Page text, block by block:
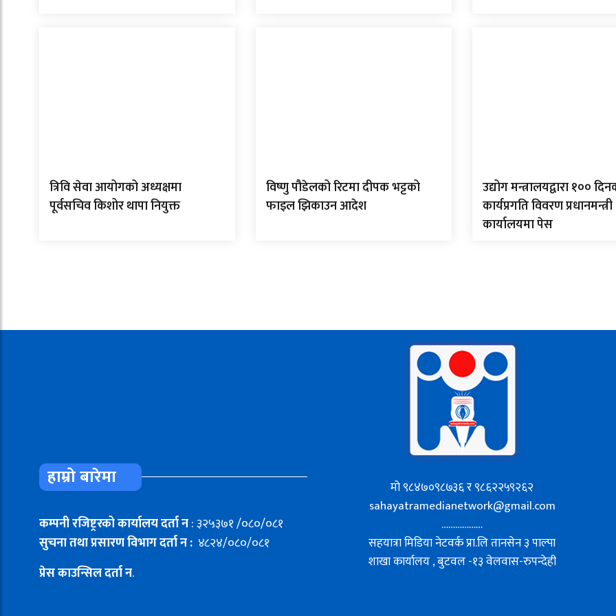
त्रिवि सेवा आयोगको अध्यक्षमा
पूर्वसचिव किशोर थापा नियुक्त
विष्णु पौडेलको रिटमा दीपक भट्टको
फाइल झिकाउन आदेश
उद्योग मन्त्रालयद्वारा १००
कार्यप्रगति विवरण प्रधानमन्त्री
कार्यालयमा पेस
हाम्रो बारेमा
कम्पनी रजिष्ट्ररको कार्यालय दर्ता न: ३२५३७१ /०८०/०८१
सुचना तथा प्रसारण विभाग दर्ता न : ४८२४/०८०/०८१
प्रेस काउन्सिल दर्ता न.
मो ९८४७०९८७३६ र ९८६२२५९२६२
sahayatramedianetwork@gmail.com
………………
सहयात्रा मिडिया नेटवर्क प्रा.लि तानसेन ३ पाल्पा
शाखा कार्यालय , बुटवल -१३ वेलवास-रुपन्देही